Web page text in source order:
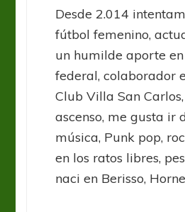
Desde 2.014
fútbol femenino,
un humilde aporte
federal, colaborador
Club Villa San
ascenso, me gusta ir
música, Punk pop,
en los ratos libres,
naci en Berisso,